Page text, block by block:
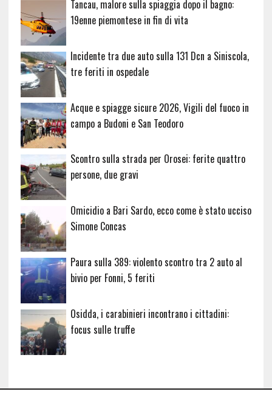
Tancau, malore sulla spiaggia dopo il bagno:
19enne piemontese in fin di vita
Incidente tra due auto sulla 131 Dcn a Siniscola,
tre feriti in ospedale
Acque e spiagge sicure 2026, Vigili del fuoco in
campo a Budoni e San Teodoro
Scontro sulla strada per Orosei: ferite quattro
persone, due gravi
Omicidio a Bari Sardo, ecco come è stato ucciso
Simone Concas
Paura sulla 389: violento scontro tra 2 auto al
bivio per Fonni, 5 feriti
Osidda, i carabinieri incontrano i cittadini:
focus sulle truffe